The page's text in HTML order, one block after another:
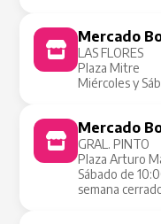
Mercado
LAS FLORES
Plaza Mitre
Miércoles y
Mercado
GRAL. PINTO
Plaza Arturo
Sábado de
semana